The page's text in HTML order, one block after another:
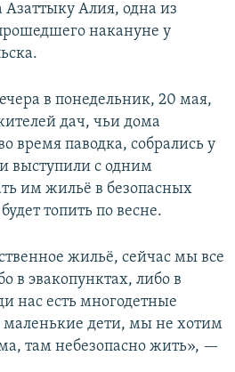
Азаттыку Алия, одна из
накануне у
в понедельник, 20 мая,
дач, чьи дома
время паводка, собрались у
выступили с одним
им жильё в безопасных
топить по весне.
жильё, сейчас мы все
в эвакопунктах, либо в
нас есть многодетные
маленькие дети, мы не хотим
там небезопасно жить», —